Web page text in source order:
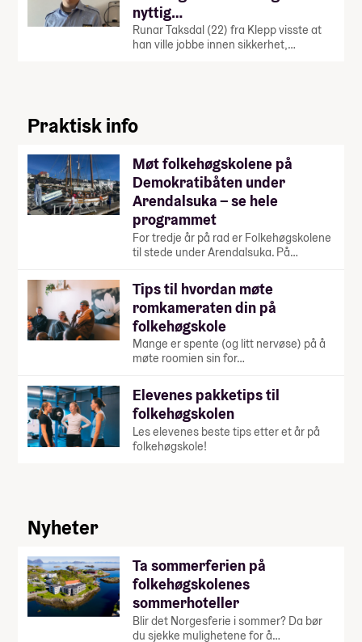
nyttig…
Runar Taksdal (22) fra Klepp visste at
han ville jobbe innen sikkerhet,…
Praktisk info
Møt folkehøgskolene på
Demokratibåten under
Arendalsuka – se hele
programmet
For tredje år på rad er Folkehøgskolene
til stede under Arendalsuka. På…
Tips til hvordan møte
romkameraten din på
folkehøgskole
Mange er spente (og litt nervøse) på å
møte roomien sin for…
Elevenes pakketips til
folkehøgskolen
Les elevenes beste tips etter et år på
folkehøgskole!
Nyheter
Ta sommerferien på
folkehøgskolenes
sommerhoteller
Blir det Norgesferie i sommer? Da bør
du sjekke mulighetene for å…